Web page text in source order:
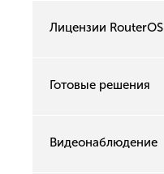
Лицензии RouterOS
Готовые решения
Видеонаблюдение